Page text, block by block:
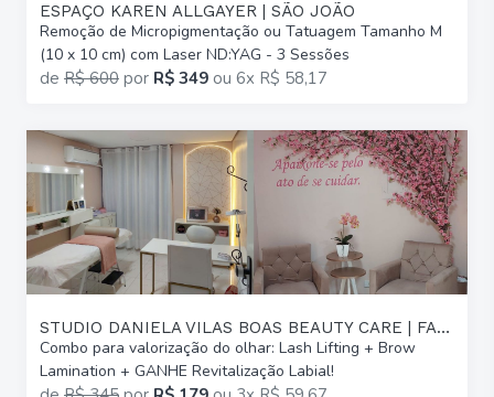
ESPAÇO KAREN ALLGAYER | SÃO JOÃO
Remoção de Micropigmentação ou Tatuagem Tamanho M
(10 x 10 cm) com Laser ND:YAG - 3 Sessões
de R$ 600 por R$ 349 ou 6x R$ 58,17
STUDIO DANIELA VILAS BOAS BEAUTY CARE | FARROUPILHA
Combo para valorização do olhar: Lash Lifting + Brow
Lamination + GANHE Revitalização Labial!